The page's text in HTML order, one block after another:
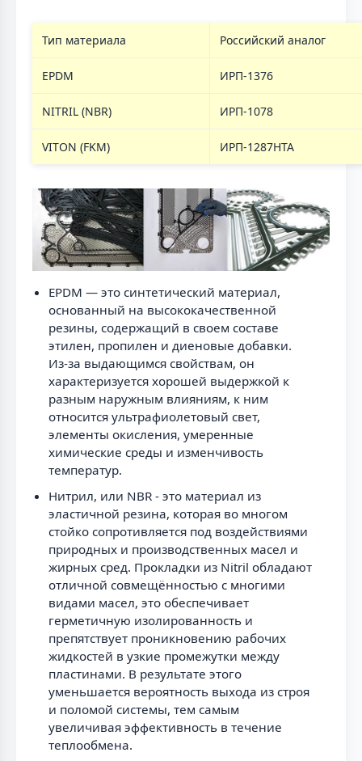
Тип материала Российский аналог
EPDM ИРП-1376
NITRIL (NBR) ИРП-1078
VITON (FKM) ИРП-1287НТА
EPDM — это синтетический материал,
основанный на высококачественной
резины, содержащий в своем составе
этилен, пропилен и диеновые добавки.
Из-за выдающимся свойствам, он
характеризуется хорошей выдержкой к
разным наружным влияниям, к ним
относится ультрафиолетовый свет,
элементы окисления, умеренные
химические среды и изменчивость
температур.
Нитрил, или NBR - это материал из
эластичной резина, которая во многом
стойко сопротивляется под воздействиями
природных и производственных масел и
жирных сред. Прокладки из Nitril обладают
отличной совмещённостью с многими
видами масел, это обеспечивает
герметичную изолированность и
препятствует проникновению рабочих
жидкостей в узкие промежутки между
пластинами. В результате этого
уменьшается вероятность выхода из строя
и поломой системы, тем самым
увеличивая эффективность в течение
теплообмена.